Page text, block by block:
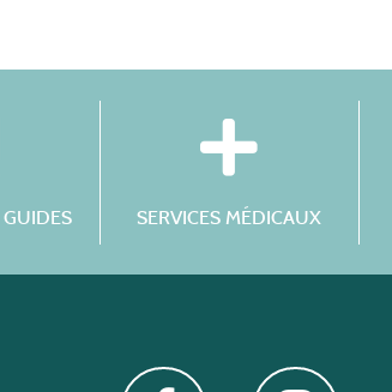
SERVICES MÉDICAUX